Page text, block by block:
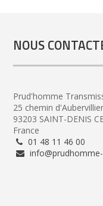
NOUS
Prud'homme
25 chemin
93203 SAINT-DENIS
France
01 48 11 46 00